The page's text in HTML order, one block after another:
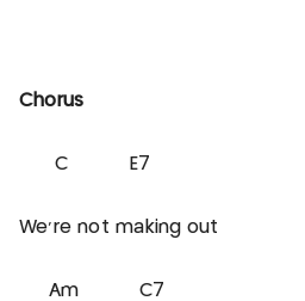
Chorus
C E7
We're not making out
Am C7